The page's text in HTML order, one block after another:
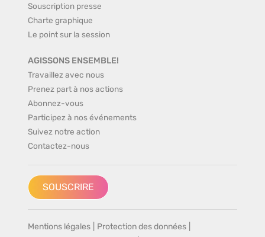
Souscription presse
Charte graphique
Le point sur la session
AGISSONS ENSEMBLE!
Travaillez avec nous
Prenez part à nos actions
Abonnez-vous
Participez à nos événements
Suivez notre action
Contactez-nous
SOUSCRIRE
Mentions légales Protection des données